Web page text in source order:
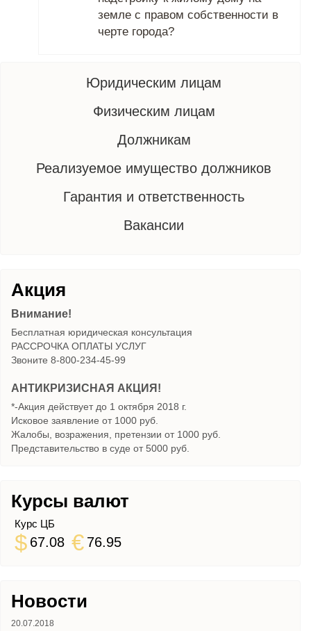
земле с правом собственности в
черте города?
Юридическим лицам
Физическим лицам
Должникам
Реализуемое имущество должников
Гарантия и ответственность
Вакансии
Акция
Внимание!
Бесплатная юридическая консультация
РАССРОЧКА ОПЛАТЫ УСЛУГ
Звоните 8-800-234-45-99
АНТИКРИЗИСНАЯ АКЦИЯ!
*-Акция действует до 1 октября 2018 г.
Исковое заявление от 1000 руб.
Жалобы, возражения, претензии от 1000 руб.
Представительство в суде от 5000 руб.
Курсы валют
Курс ЦБ
$ 67.08 € 76.95
Новости
20.07.2018